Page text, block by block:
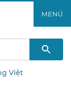
MENÚ​​
Việt